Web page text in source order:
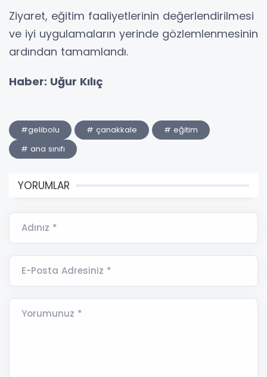
Ziyaret, eğitim faaliyetlerinin değerlendirilmesi
ve iyi uygulamaların yerinde gözlemlenmesinin
ardından tamamlandı.
Haber: Uğur Kılıç
#gelibolu # çanakkale
# eğitim
# ana sınıfı
YORUMLAR
Adınız *
E-Posta Adresiniz *
Yorumunuz *